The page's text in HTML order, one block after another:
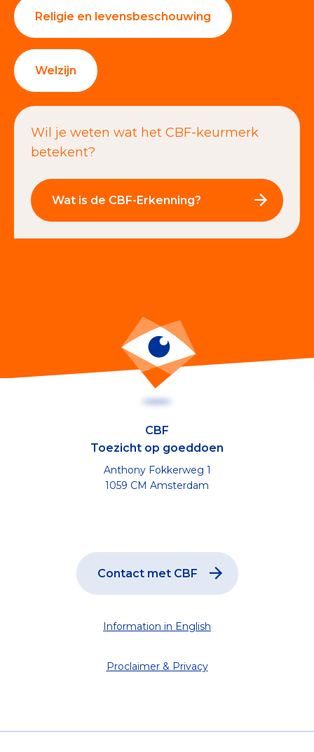
Religie en levensbeschouwing
Welzijn
Wil je weten wat het CBF-keurmerk
betekent?
Wat is de CBF-Erkenning?
CBF
Toezicht op goeddoen
Anthony Fokkerweg 1
1059 CM Amsterdam
Contact met CBF
Information in English
Proclaimer & Privacy